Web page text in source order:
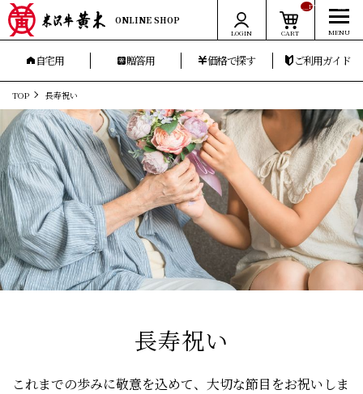
ONLINE SHOP
LOGIN CART
__ITM_CNT__
自宅用 贈答用 価格で探す ご利用ガイド
TOP 長寿祝い
長寿祝い
これまでの歩みに敬意を込めて、大切な節目をお祝いしま